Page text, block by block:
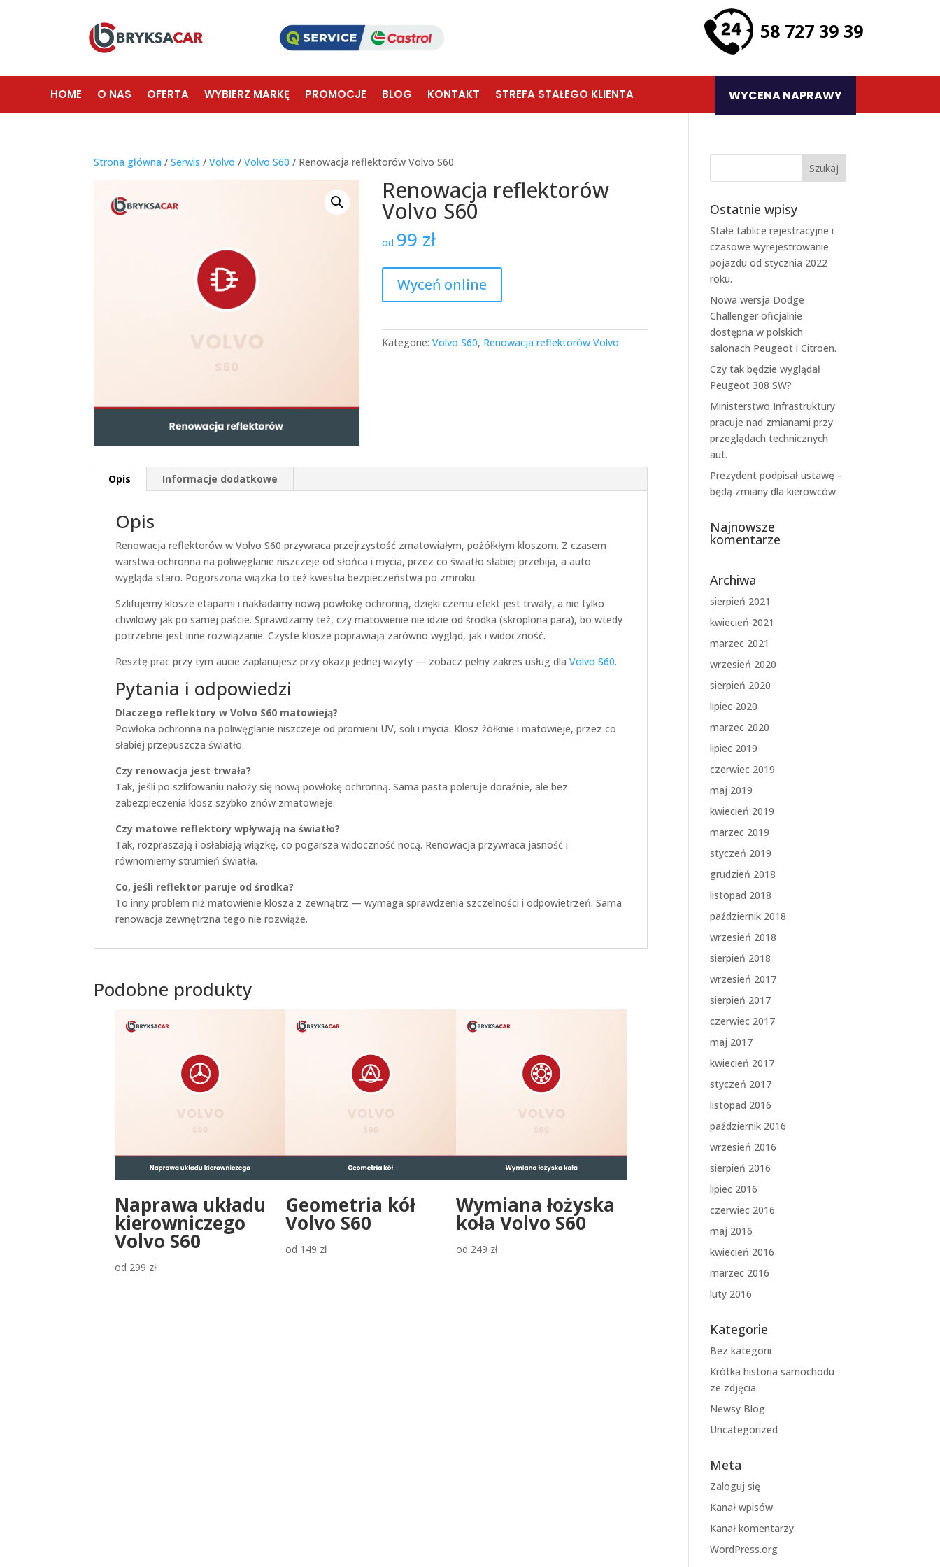
58 727 39 39
HOME O NAS OFERTA WYBIERZ MARKĘ PROMOCJE BLOG KONTAKT STREFA STAŁEGO KLIENTA WYCENA NAPRAWY
Strona główna /Serwis /Volvo /Volvo S60 / Renowacja reflektorów Volvo S60
Renowacja reflektorów
Volvo S60
od 99 zł
Wyceń online
Kategorie:Volvo S60, Renowacja reflektorów Volvo
Opis Informacje dodatkowe
Opis
Renowacja reflektorów w Volvo S60 przywraca przejrzystość zmatowiałym, pożółkłym kloszom. Z czasem
warstwa ochronna na poliwęglanie niszczeje od słońca i mycia, przez co światło słabiej przebija, a auto
wygląda staro. Pogorszona wiązka to też kwestia bezpieczeństwa po zmroku.
Szlifujemy klosze etapami i nakładamy nową powłokę ochronną, dzięki czemu efekt jest trwały, a nie tylko
chwilowy jak po samej paście. Sprawdzamy też, czy matowienie nie idzie od środka (skroplona para), bo wtedy
potrzebne jest inne rozwiązanie. Czyste klosze poprawiają zarówno wygląd, jak i widoczność.
Resztę prac przy tym aucie zaplanujesz przy okazji jednej wizyty — zobacz pełny zakres usług dlaVolvo S60.
Pytania i odpowiedzi
Dlaczego reflektory w Volvo S60 matowieją?
Powłoka ochronna na poliwęglanie niszczeje od promieni UV, soli i mycia. Klosz żółknie i matowieje, przez co
słabiej przepuszcza światło.
Czy renowacja jest trwała?
Tak, jeśli po szlifowaniu nałoży się nową powłokę ochronną. Sama pasta poleruje doraźnie, ale bez
zabezpieczenia klosz szybko znów zmatowieje.
Czy matowe reflektory wpływają na światło?
Tak, rozpraszają i osłabiają wiązkę, co pogarsza widoczność nocą. Renowacja przywraca jasność i
równomierny strumień światła.
Co, jeśli reflektor paruje od środka?
To inny problem niż matowienie klosza z zewnątrz — wymaga sprawdzenia szczelności i odpowietrzeń. Sama
renowacja zewnętrzna tego nie rozwiąże.
Podobne produkty
Naprawa układu
kierowniczego
Volvo S60
od 299 zł
Geometria kół
Volvo S60
od 149 zł
Wymiana łożyska
koła Volvo S60
od 249 zł
Ostatnie wpisy
Stałe tablice rejestracyjne i
czasowe wyrejestrowanie
pojazdu od stycznia 2022
roku.
Nowa wersja Dodge
Challenger oficjalnie
dostępna w polskich
salonach Peugeot i Citroen.
Czy tak będzie wyglądał
Peugeot 308 SW?
Ministerstwo Infrastruktury
pracuje nad zmianami przy
przeglądach technicznych
aut.
Prezydent podpisał ustawę –
będą zmiany dla kierowców
Najnowsze
komentarze
Archiwa
sierpień 2021
kwiecień 2021
marzec 2021
wrzesień 2020
sierpień 2020
lipiec 2020
marzec 2020
lipiec 2019
czerwiec 2019
maj 2019
kwiecień 2019
marzec 2019
styczeń 2019
grudzień 2018
listopad 2018
październik 2018
wrzesień 2018
sierpień 2018
wrzesień 2017
sierpień 2017
czerwiec 2017
maj 2017
kwiecień 2017
styczeń 2017
listopad 2016
październik 2016
wrzesień 2016
sierpień 2016
lipiec 2016
czerwiec 2016
maj 2016
kwiecień 2016
marzec 2016
luty 2016
Kategorie
Bez kategorii
Krótka historia samochodu
ze zdjęcia
Newsy Blog
Uncategorized
Meta
Zaloguj się
Kanał wpisów
Kanał komentarzy
WordPress.org